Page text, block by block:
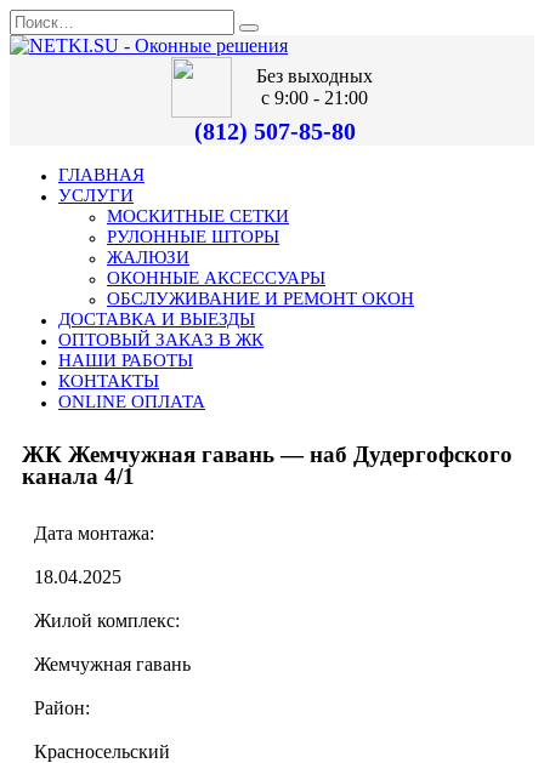
Без выходных
с 9:00 - 21:00
(812) 507-85-80
ГЛАВНАЯ
УСЛУГИ
МОСКИТНЫЕ СЕТКИ
РУЛОННЫЕ ШТОРЫ
ЖАЛЮЗИ
ОКОННЫЕ АКСЕССУАРЫ
ОБСЛУЖИВАНИЕ И РЕМОНТ ОКОН
ДОСТАВКА И ВЫЕЗДЫ
ОПТОВЫЙ ЗАКАЗ В ЖК
НАШИ РАБОТЫ
КОНТАКТЫ
ONLINE ОПЛАТА
ЖК Жемчужная гавань — наб Дудергофского
канала 4/1
Дата монтажа:
18.04.2025
Жилой комплекс:
Жемчужная гавань
Район:
Красносельский